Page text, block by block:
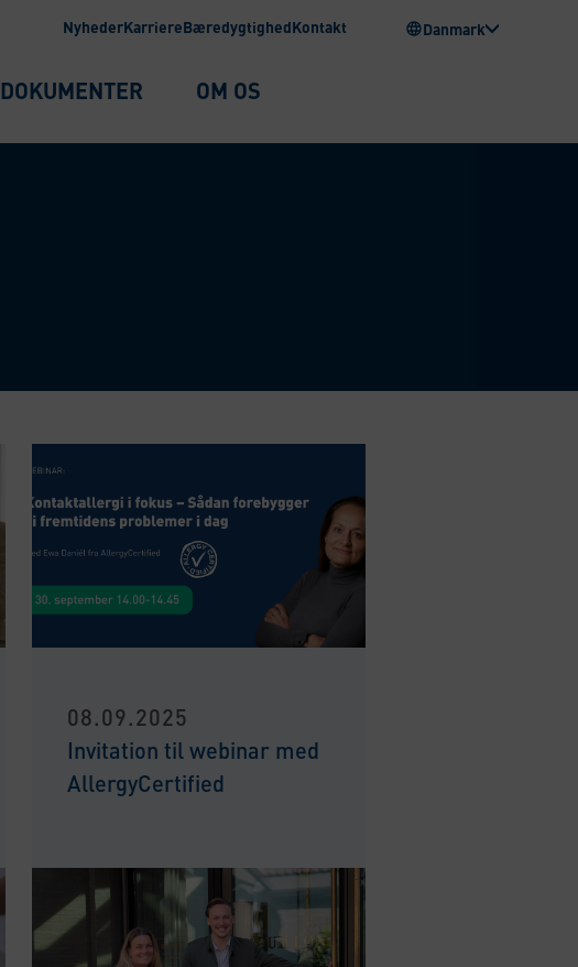
NyhederKarriereBæredygtighedKontakt Danmark
DOKUMENTER OM OS
08.09.2025
Invitation til webinar med
AllergyCertified